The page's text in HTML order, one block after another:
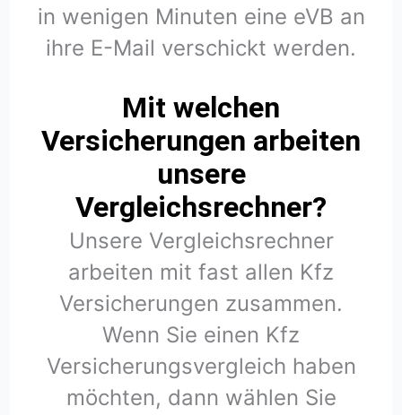
in wenigen Minuten eine eVB an
ihre E-Mail verschickt werden.
Mit welchen
Versicherungen arbeiten
unsere
Vergleichsrechner?
Unsere Vergleichsrechner
arbeiten mit fast allen Kfz
Versicherungen zusammen.
Wenn Sie einen Kfz
Versicherungsvergleich haben
möchten, dann wählen Sie